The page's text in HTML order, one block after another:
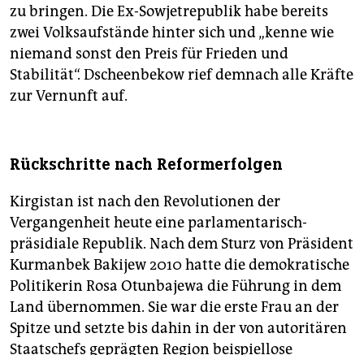
zu bringen. Die Ex-Sowjetrepublik habe bereits
zwei Volksaufstände hinter sich und „kenne wie
niemand sonst den Preis für Frieden und
Stabilität“. Dscheenbekow rief demnach alle Kräfte
zur Vernunft auf.
Rückschritte nach Reformerfolgen
Kirgistan ist nach den Revolutionen der
Vergangenheit heute eine parlamentarisch-
präsidiale Republik. Nach dem Sturz von Präsident
Kurmanbek Bakijew 2010 hatte die demokratische
Politikerin Rosa Otunbajewa die Führung in dem
Land übernommen. Sie war die erste Frau an der
Spitze und setzte bis dahin in der von autoritären
Staatschefs geprägten Region beispiellose